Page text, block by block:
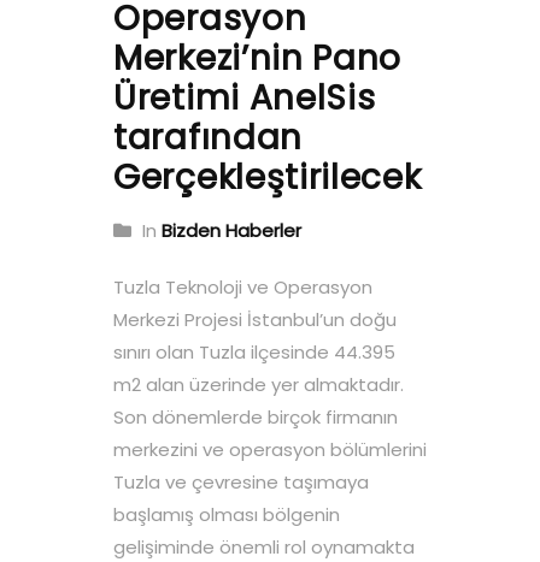
Operasyon
Merkezi’nin Pano
Üretimi AnelSis
tarafından
Gerçekleştirilecek
In Bizden Haberler
Tuzla Teknoloji ve Operasyon
Merkezi Projesi İstanbul’un doğu
sınırı olan Tuzla ilçesinde 44.395
m2 alan üzerinde yer almaktadır.
Son dönemlerde birçok firmanın
merkezini ve operasyon bölümlerini
Tuzla ve çevresine taşımaya
başlamış olması bölgenin
gelişiminde önemli rol oynamakta